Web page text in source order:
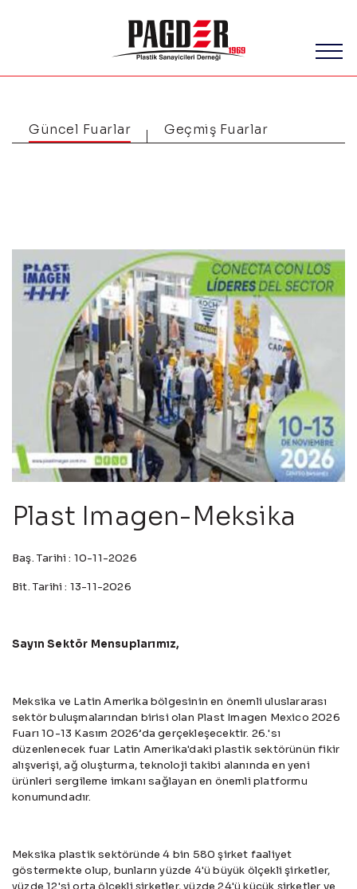
Güncel Fuarlar Geçmiş Fuarlar
Plast Imagen-Meksika
Baş. Tarihi : 10-11-2026
Bit. Tarihi : 13-11-2026
Sayın Sektör Mensuplarımız,
Meksika ve Latin Amerika bölgesinin en önemli uluslararası
sektör buluşmalarından birisi olan Plast Imagen Mexico 2026
Fuarı 10-13 Kasım 2026’da gerçekleşecektir. 26.'sı
düzenlenecek fuar Latin Amerika'daki plastik sektörünün fikir
alışverişi, ağ oluşturma, teknoloji takibi alanında en yeni
ürünleri sergileme imkanı sağlayan en önemli platformu
konumundadır.
Meksika plastik sektöründe 4 bin 580 şirket faaliyet
göstermekte olup, bunların yüzde 4'ü büyük ölçekli şirketler,